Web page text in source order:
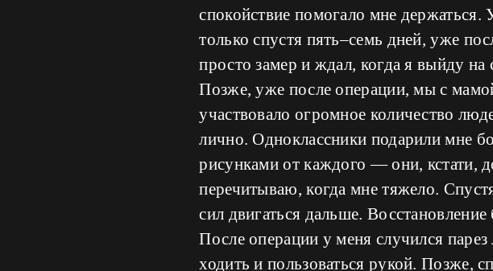
спокойствие помогало мне
только спустя пять–семь дней, уже
просто замер и ждал, когда я выйду на
Позже, уже после операции, мы с
участвовало огромное количество
лично. Одноклассники подарили мне
рисунками от каждого — они, кстати,
перечитываю, когда мне тяжело.
сил двигаться дальше.
После операции у меня случился
ходить и пользоваться рукой. Позже,